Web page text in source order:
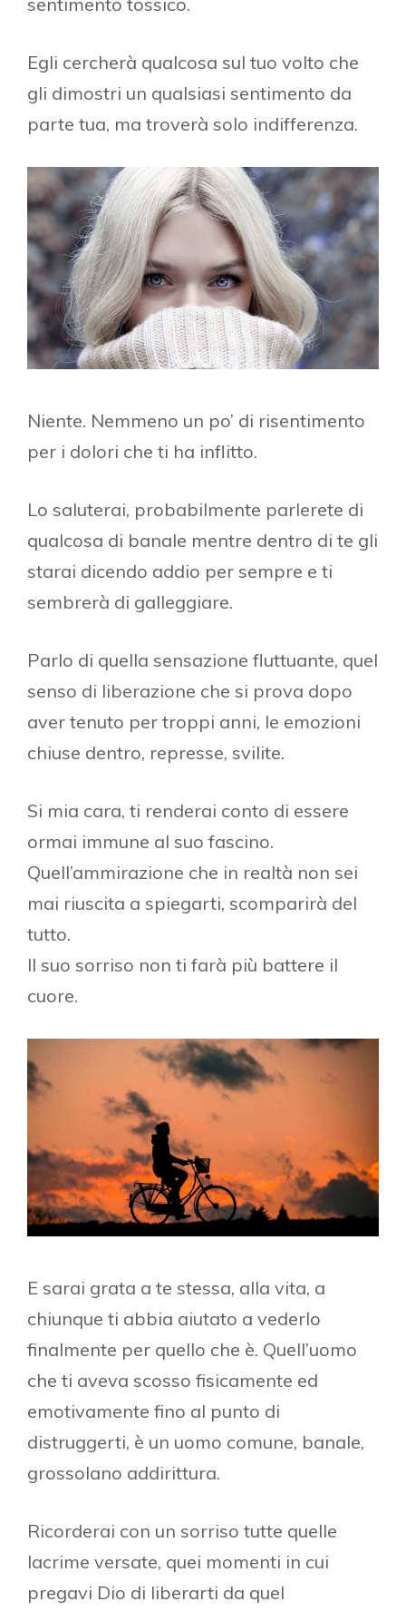
Egli cercherà qualcosa sul tuo volto che
gli dimostri un qualsiasi sentimento da
parte tua, ma troverà solo indifferenza.
Niente. Nemmeno un po’ di risentimento
per i dolori che ti ha inflitto.
Lo saluterai, probabilmente parlerete di
qualcosa di banale mentre dentro di te gli
starai dicendo addio per sempre e ti
sembrerà di galleggiare.
Parlo di quella sensazione fluttuante, quel
senso di liberazione che si prova dopo
aver tenuto per troppi anni, le emozioni
chiuse dentro, represse, svilite.
Si mia cara, ti renderai conto di essere
ormai immune al suo fascino.
Quell’ammirazione che in realtà non sei
mai riuscita a spiegarti, scomparirà del
tutto.
Il suo sorriso non ti farà più battere il
cuore.
E sarai grata a te stessa, alla vita, a
chiunque ti abbia aiutato a vederlo
finalmente per quello che è. Quell’uomo
che ti aveva scosso fisicamente ed
emotivamente fino al punto di
distruggerti, è un uomo comune, banale,
grossolano addirittura.
Ricorderai con un sorriso tutte quelle
lacrime versate, quei momenti in cui
pregavi Dio di liberarti da quel